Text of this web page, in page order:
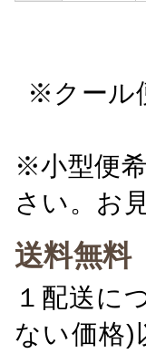
※クール
※小型便
さい。お
送料無料
１配送に
ない価格)